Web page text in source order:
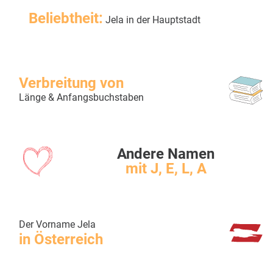
Beliebtheit: Jela in der Hauptstadt
Verbreitung von
Länge & Anfangsbuchstaben
Andere Namen
mit J, E, L, A
Der Vorname Jela
in Österreich